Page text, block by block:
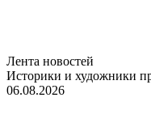
Лента новостей
Историки и художники
06.08.2026